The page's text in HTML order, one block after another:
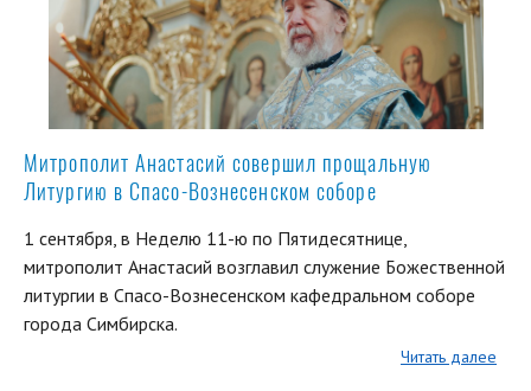
Митрополит Анастасий совершил прощальную
Литургию в Спасо-Вознесенском соборе
1 сентября, в Неделю 11-ю по Пятидесятнице,
митрополит Анастасий возглавил служение Божественной
литургии в Спасо-Вознесенском кафедральном соборе
города Симбирска.
Читать далее